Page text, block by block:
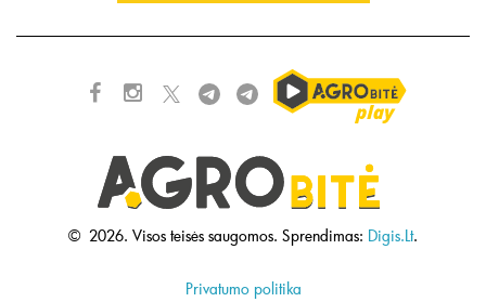
© 2026. Visos teisės saugomos. Sprendimas: Digis.Lt.
Privatumo politika